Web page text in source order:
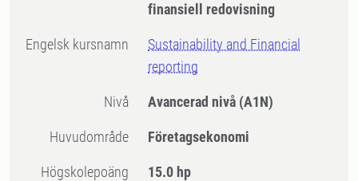
finansiell redovisning
Engelsk kursnamn
Sustainability and Financial
reporting
Nivå Avancerad nivå (A1N)
Huvudområde Företagsekonomi
högskolepoäng 15.0 hp